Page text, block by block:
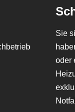
Sie
oder